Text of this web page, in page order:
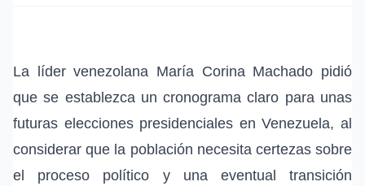
La líder venezolana María Corina Machado pidió
que se establezca un cronograma claro para unas
futuras elecciones presidenciales en Venezuela, al
considerar que la población necesita certezas sobre
el proceso político y una eventual transición